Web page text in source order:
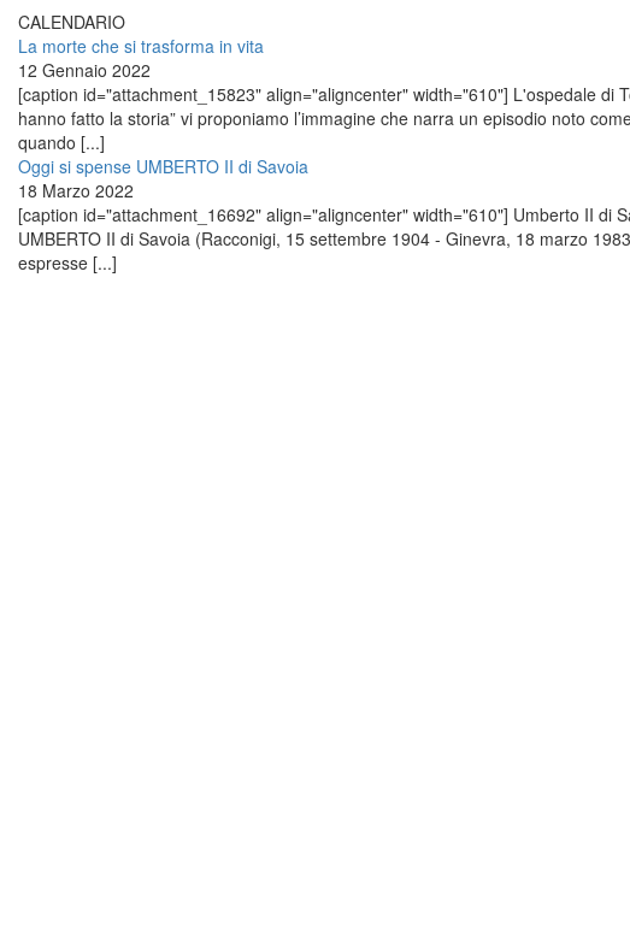
CALENDARIO
La morte che si trasforma in vita
12 Gennaio 2022
[caption id="attachment_15823" align="aligncenter" width="610"] L'ospedale di
hanno fatto la storia” vi proponiamo l’immagine che narra un episodio noto
quando [...]
Oggi si spense UMBERTO II di Savoia
18 Marzo 2022
[caption id="attachment_16692" align="aligncenter" width="610"] Umberto II di
UMBERTO II di Savoia (Racconigi, 15 settembre 1904 - Ginevra, 18 marzo
espresse [...]